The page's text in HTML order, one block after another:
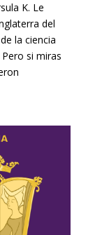
K. Le
del
la ciencia
si miras